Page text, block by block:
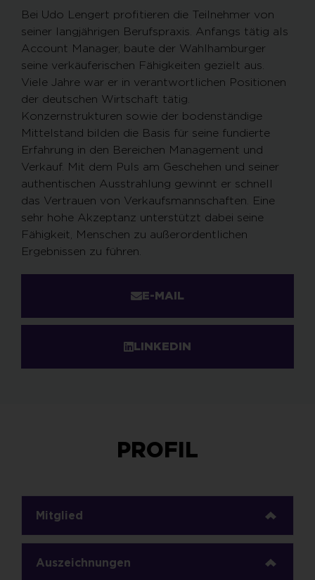
Bei Udo Lengert profitieren die Teilnehmer von
seiner langjährigen Berufspraxis. Anfangs tätig als
Account Manager, baute der Wahlhamburger
seine verkäuferischen Fähigkeiten gezielt aus.
Viele Jahre war er in verantwortlichen Positionen
der deutschen Wirtschaft tätig.
Konzernstrukturen sowie der bodenständige
Mittelstand bilden die Basis für seine fundierte
Erfahrung in den Bereichen Management und
Verkauf. Mit dem Puls am Geschehen und seiner
authentischen Ausstrahlung gewinnt er schnell
das Vertrauen von Verkaufsmannschaften. Eine
sehr hohe Akzeptanz unterstützt dabei seine
Fähigkeit, Menschen zu außerordentlichen
Ergebnissen zu führen.
E-MAIL
LINKEDIN
PROFIL
Mitglied
Auszeichnungen